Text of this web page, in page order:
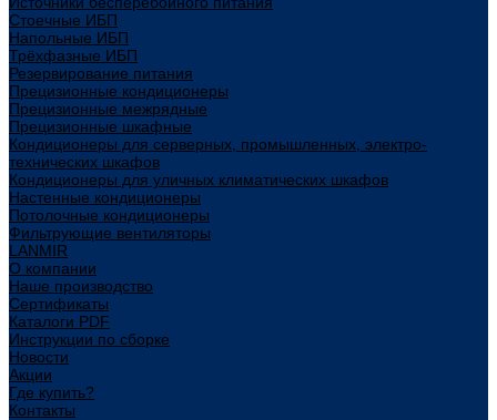
Стоечные ИБП
Напольные ИБП
Трёхфазные ИБП
Резервирование питания
Прецизионные кондиционеры
Прецизионные межрядные
Прецизионные шкафные
Кондиционеры для серверных, промышленных, электро-
технических шкафов
Кондиционеры для уличных климатических шкафов
Настенные кондиционеры
Потолочные кондиционеры
Фильтрующие вентиляторы
LANMIR
О компании
Наше производство
Сертификаты
Каталоги PDF
Инструкции по сборке
Новости
Акции
Где купить?
Контакты